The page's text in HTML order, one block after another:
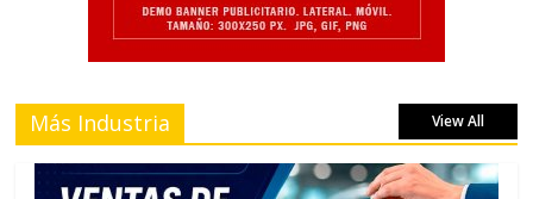
Más Industria View All